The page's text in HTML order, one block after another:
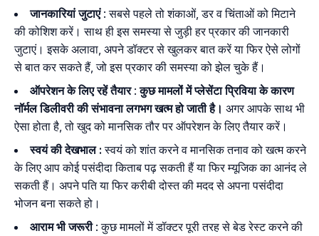
जानकारियां जुटाएं: सबसे पहले तो शंकाओं, डर व चिंताओं को मिटाने
की कोशिश करें। साथ ही इस समस्या से जुड़ी हर प्रकार की जानकारी
जुटाएं। इसके अलावा, अपने डॉक्टर से खुलकर बात करें या फिर ऐसे लोगों
से बात कर सकते हैं, जो इस प्रकार की समस्या को झेल चुके हैं।
ऑपरेशन के लिए रहें तैयार:कुछ मामलोंं में प्लेसेंटा प्रिविया के कारण
नॉर्मल डिलीवरी की संभावना लगभग खत्म हो जाती है। अगर आपके साथ भी
ऐसा होता है, तो खुद को मानसिक तौर पर ऑपरेशन के लिए तैयार करें।
स्वयं की देखभाल : स्वयं को शांत करने व मानसिक तनाव को खत्म करने
के लिए आप कोई पसंदीदा किताब पढ़ सकती हैं या फिर म्यूजिक का आनंद ले
सकती हैं। अपने पति या फिर करीबी दोस्त की मदद से अपना पसंदीदा
भोजन बना सकते हो।
आराम भी जरूरी: कुछ मामलों में डॉक्टर पूरी तरह से बेड रेस्ट करने की